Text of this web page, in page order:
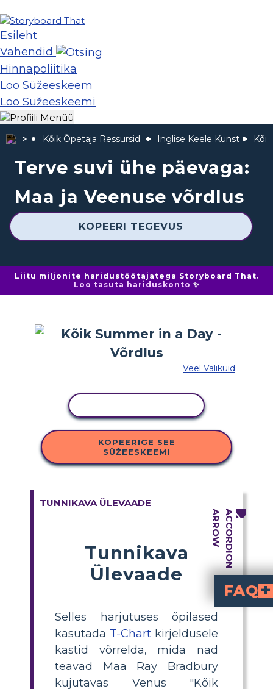
Esileht
Vahendid
Hinnapoliitika
Loo Süžeeskeem
Loo Süžeeskeemi
Kõik Õpetaja Ressursid Inglise Keele Kunst
Terve suvi ühe päevaga:
Maa ja Veenuse võrdlus
KOPEERI TEGEVUS
Liitu miljonite haridustöötajatega Storyboard That.
Loo tasuta hariduskonto ✨
Veel Valikuid
KOPEERIGE SEE
SÜŽEESKEEMI
TUNNIKAVA ÜLEVAADE
Tunnikava
Ülevaade
Selles harjutuses õpilased
kasutada T-Chart kirjeldusele
kastid võrrelda, mida nad
teavad Maa Ray Bradbury
kujutavas Venus "Kõik
FAQ